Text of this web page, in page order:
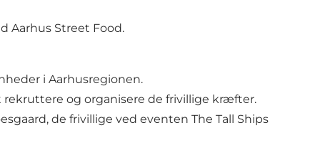
Aarhus Street Food.
i Aarhusregionen.
rekruttere og organisere de frivillige kræfter.
de frivillige ved eventen The Tall Ships